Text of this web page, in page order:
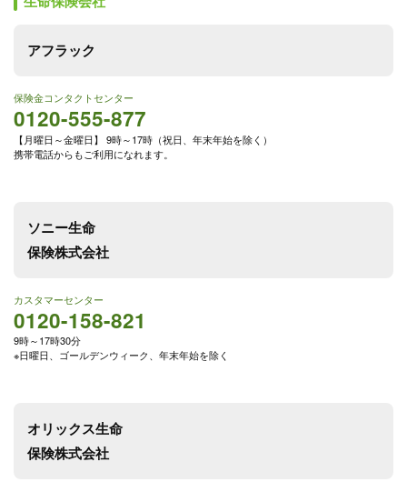
アフラック
保険金コンタクトセンター
0120-555-877
【月曜日～金曜日】 9時～17時（祝日、年末年始を除く）
携帯電話からもご利用になれます。
ソニー生命
保険株式会社
カスタマーセンター
0120-158-821
9時～17時30分
※日曜日、ゴールデンウィーク、年末年始を除く
オリックス生命
保険株式会社